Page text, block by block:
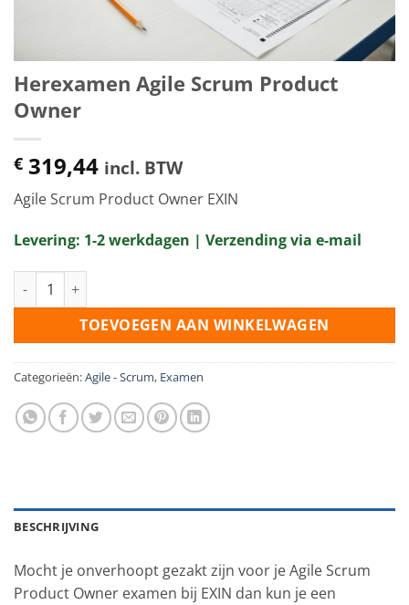
Herexamen Agile Scrum Product
Owner
€ 319,44 incl. BTW
Agile Scrum Product Owner EXIN
Levering: 1-2 werkdagen | Verzending via e-mail
Herexamen Agile Scrum Product Owner aantal
TOEVOEGEN AAN WINKELWAGEN
Categorieën:Agile - Scrum, Examen
BESCHRIJVING
Mocht je onverhoopt gezakt zijn voor je Agile Scrum
Product Owner examen bij EXIN dan kun je een